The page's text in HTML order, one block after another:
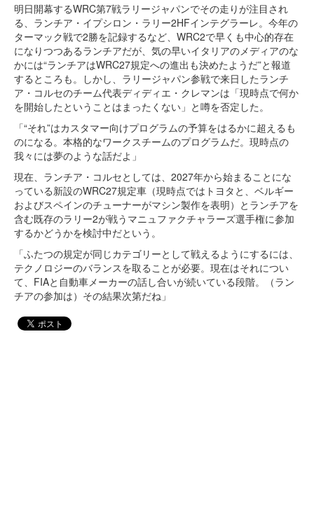
明日開幕するWRC第7戦ラリージャパンでその走りが注目され
る、ランチア・イプシロン・ラリー2HFインテグラーレ。今年の
ターマック戦で2勝を記録するなど、WRC2で早くも中心的存在
になりつつあるランチアだが、気の早いイタリアのメディアのな
かには“ランチアはWRC27規定への進出も決めたようだ”と報道
するところも。しかし、ラリージャパン参戦で来日したランチ
ア・コルセのチーム代表ディディエ・クレマンは「現時点で何か
を開始したということはまったくない」と噂を否定した。
「“それ”はカスタマー向けプログラムの予算をはるかに超えるも
のになる。本格的なワークスチームのプログラムだ。現時点の
我々には夢のような話だよ」
現在、ランチア・コルセとしては、2027年から始まることにな
っている新設のWRC27規定車（現時点ではトヨタと、ベルギー
およびスペインのチューナーがマシン製作を表明）とランチアを
含む既存のラリー2が戦うマニュファクチャラーズ選手権に参加
するかどうかを検討中だという。
「ふたつの規定が同じカテゴリーとして戦えるようにするには、
テクノロジーのバランスを取ることが必要。現在はそれについ
て、FIAと自動車メーカーの話し合いが続いている段階。（ラン
チアの参加は）その結果次第だね」